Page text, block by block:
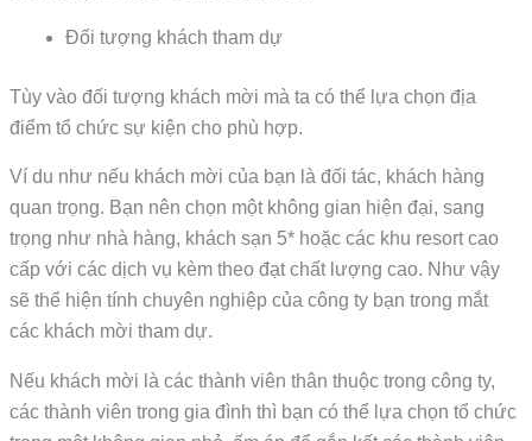
Đối tượng khách tham dự
Tùy vào đối tượng khách mời mà ta có thể lựa chọn địa
điểm tổ chức sự kiện cho phù hợp.
Ví du như nếu khách mời của bạn là đối tác, khách hàng
quan trọng. Bạn nên chọn một không gian hiện đại, sang
trọng như nhà hàng, khách sạn 5* hoặc các khu resort cao
cấp với các dịch vụ kèm theo đạt chất lượng cao. Như vậy
sẽ thể hiện tính chuyên nghiệp của công ty bạn trong mắt
các khách mời tham dự.
Nếu khách mời là các thành viên thân thuộc trong công ty,
các thành viên trong gia đình thì bạn có thể lựa chọn tổ chức